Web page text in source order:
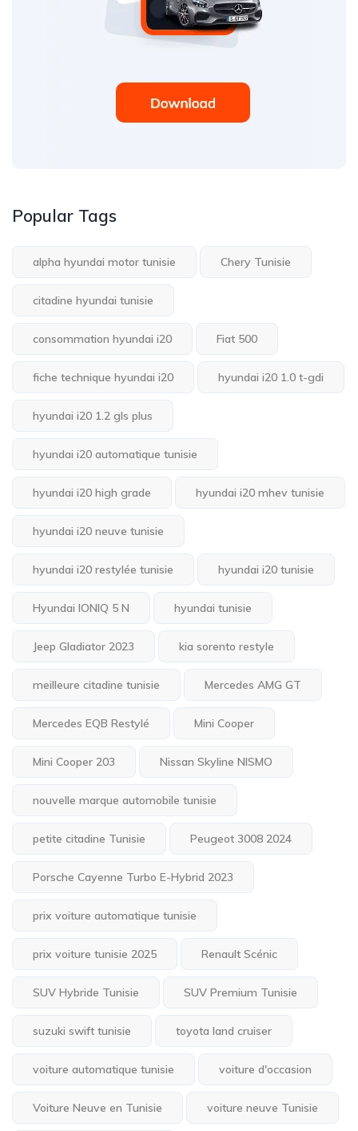
Popular Tags
alpha hyundai motor tunisie Chery Tunisie
citadine hyundai tunisie
consommation hyundai i20 Fiat 500
fiche technique hyundai i20 hyundai i20 1.0 t-gdi
hyundai i20 1.2 gls plus
hyundai i20 automatique tunisie
hyundai i20 high grade hyundai i20 mhev tunisie
hyundai i20 neuve tunisie
hyundai i20 restylée tunisie hyundai i20 tunisie
Hyundai IONIQ 5 N hyundai tunisie
Jeep Gladiator 2023 kia sorento restyle
meilleure citadine tunisie Mercedes AMG GT
Mercedes EQB Restylé Mini Cooper
Mini Cooper 203 Nissan Skyline NISMO
nouvelle marque automobile tunisie
petite citadine Tunisie Peugeot 3008 2024
Porsche Cayenne Turbo E-Hybrid 2023
prix voiture automatique tunisie
prix voiture tunisie 2025 Renault Scénic
SUV Hybride Tunisie SUV Premium Tunisie
suzuki swift tunisie toyota land cruiser
voiture automatique tunisie voiture d'occasion
Voiture Neuve en Tunisie voiture neuve Tunisie